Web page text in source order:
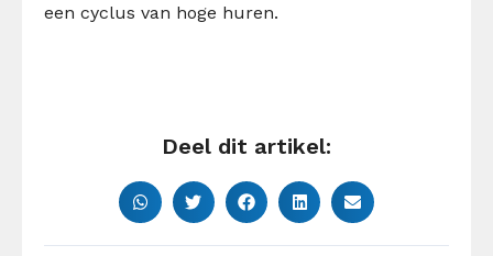
een cyclus van hoge huren.
Deel dit artikel: